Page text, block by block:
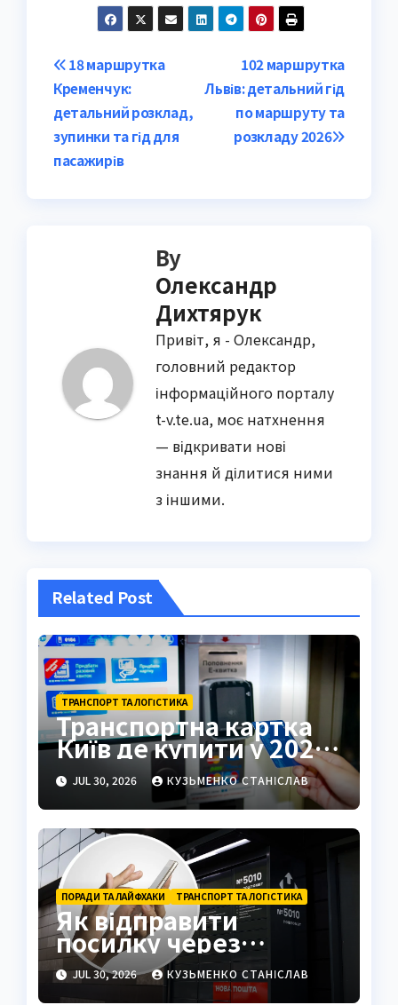
Post
navigation
102 маршрутка
Львів: детальний гід
по маршруту та
розкладу 2026
18 маршрутка
Кременчук:
детальний розклад,
зупинки та гід для
пасажирів
By
Олександр
Дихтярук
Привіт, я - Олександр,
головний редактор
інформаційного порталу
t-v.te.ua, моє натхнення
— відкривати нові
знання й ділитися ними
з іншими.
Related Post
ТРАНСПОРТ ТА ЛОГІСТИКА
Транспортна картка
Київ де купити у 2026
році
JUL 30, 2026 КУЗЬМЕНКО СТАНІСЛАВ
ПОРАДИ ТА ЛАЙФХАКИ ТРАНСПОРТ ТА ЛОГІСТИКА
Як відправити
посилку через
поштомат: повна
інструкція 2026
JUL 30, 2026 КУЗЬМЕНКО СТАНІСЛАВ